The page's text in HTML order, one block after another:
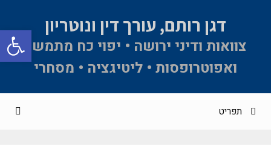
פתח דגן רותם, עורך דין ונוטריון
צוואות ודיני ירושה • יפוי כח מתמשך
ואפוטרופסות • ליטיגציה • מסחרי
תפריט